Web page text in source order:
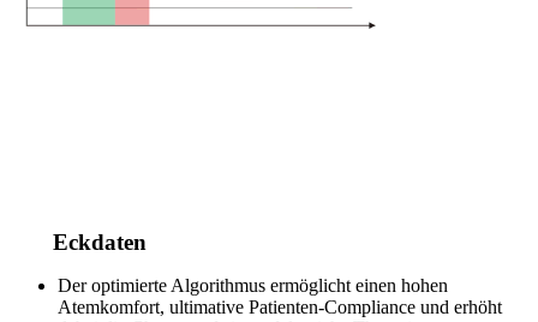
Eckdaten
Der optimierte Algorithmus ermöglicht einen hohen
Atemkomfort, ultimative Patienten-Compliance und erhöht